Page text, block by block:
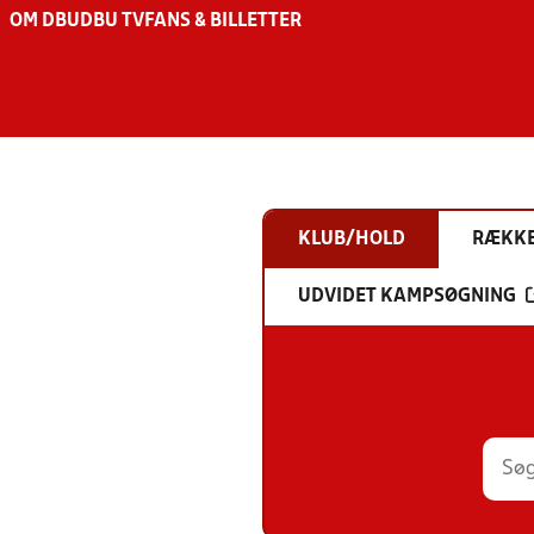
OM DBU DBU TV FANS & BILLETTER
KLUB/HOLD
UDVIDET KAMPSØGNING